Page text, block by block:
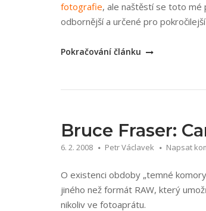
fotografie, ale naštěstí se toto mé
odbornější a určené pro
„Scott
Pokračování článku
Bruce Fraser:
6. 2. 2008 Petr Václavek Napsat
O existenci obdoby „temné
jiného než formát RAW, který
nikoliv ve fotoaprátu.